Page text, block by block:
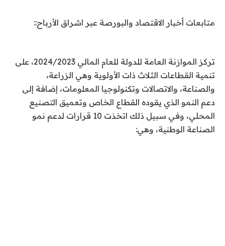
متابعات أخبار الاقتصاد والبورصة عبر اشراق الأرباح::
تركز الموازنة العامة للدولة للعام المالي 2024/2023، على
تنمية القطاعات الثلاث ذات الأولوية وهي الزراعة،
والصناعة، والاتصالات وتكنولوجيا المعلومات، إضافة إلى
دعم النمو الذي يقوده القطاع الخاص وتعميق التصنيع
المحلي، وفي سبيل ذلك اتخذت 10 قرارات لدعم نمو
الصناعة الوطنية، وهي: